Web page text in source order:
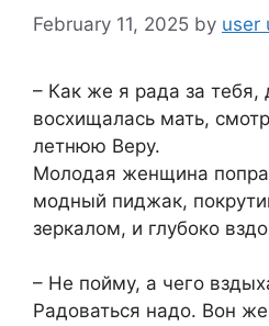
February 11, 2025 by user
– Как же я рада за тебя,
восхищалась мать,
летнюю Веру.
Молодая женщина
модный пиджак,
зеркалом, и глубоко
– Не пойму, а чего
Радоваться надо. Вон